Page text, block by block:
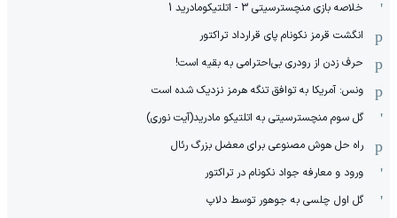
خلاصه بازی منچسترسیتی 3 - اتلتیکومادرید 1
انگشت قرمز نکونام پای قرارداد تراکتور
حرف زدن از رودری بی‌احترامی به بقیه است!
ونس: آمریکا به توافق تنگه هرمز نزدیک شده است
گل سوم منچسترسیتی به اتلتیکو مادرید(آیت نوری)
راه حل هوش مصنوعی برای معضل بزرگ رئال
ورود و معارفه جواد نکونام در تراکتور
گل اول چلسی به جوهور توسط دلاپ